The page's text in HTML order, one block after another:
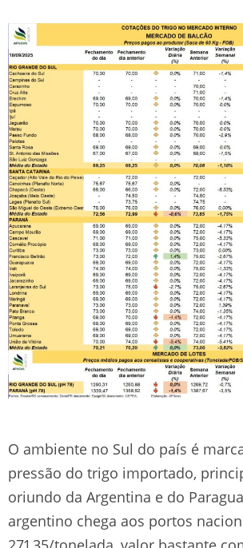
O ambiente no Sul do país é
pressão do trigo importado,
oriundo da Argentina e do
argentino chega aos portos